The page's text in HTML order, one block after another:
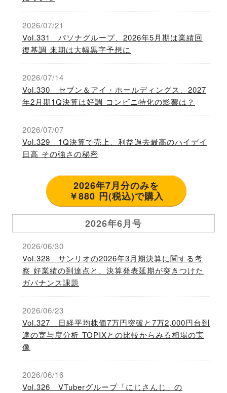
2026/07/21
Vol.331 パソナグループ、2026年5月期は業績回
復基調 来期は大幅黒字予想に
2026/07/14
Vol.330 セブン＆アイ・ホールディングス、2027
年2月期1Q決算は好調 コンビニ特化の影響は？
2026/07/07
Vol.329 1Q決算で売上、利益過去最高のハイデイ
日高 その強さの秘密
2026年7月分のみを
￥880 円(税込)で購入
2026年6月号
2026/06/30
Vol.328 サンリオの2026年3月期決算に関する考
察 好業績の到達点と、決算発表延期が突きつけた
ガバナンス課題
2026/06/23
Vol.327 日経平均株価7万円突破と7万2,000円台到
達の寄与度分析 TOPIXとの比較からみる相場の実
像
2026/06/16
Vol.326 VTuberグループ「にじさんじ」の